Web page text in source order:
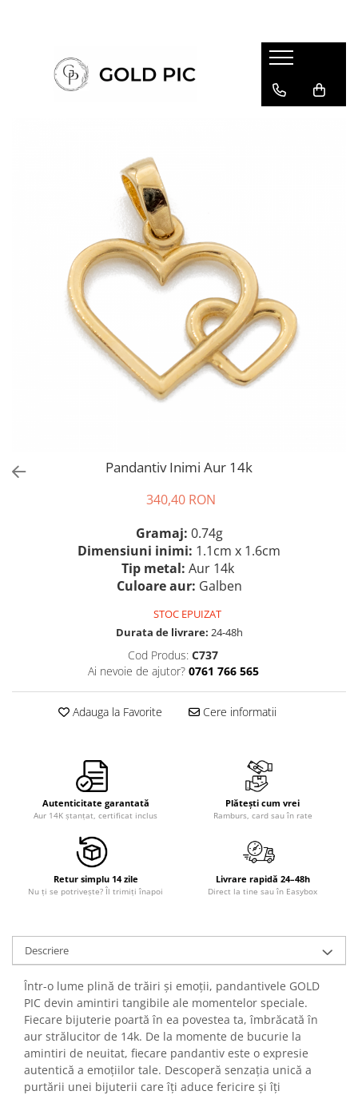
Pandantiv Inimi Aur 14k
340,40 RON
Gramaj: 0.74g
Dimensiuni inimi: 1.1cm x 1.6cm
Tip metal: Aur 14k
Culoare aur: Galben
STOC EPUIZAT
Durata de livrare: 24-48h
Cod Produs: C737
Ai nevoie de ajutor? 0761 766 565
Adauga la Favorite Cere informatii
Autenticitate garantată
Aur 14K ștanțat, certificat inclus
Plătești cum vrei
Ramburs, card sau în rate
Retur simplu 14 zile
Nu ți se potrivește? Îl trimiți înapoi
Livrare rapidă 24–48h
Direct la tine sau în Easybox
Descriere
Într-o lume plină de trăiri și emoții, pandantivele GOLD
PIC devin amintiri tangibile ale momentelor speciale.
Fiecare bijuterie poartă în ea povestea ta, îmbrăcată în
aur strălucitor de 14k. De la momente de bucurie la
amintiri de neuitat, fiecare pandantiv este o expresie
autentică a emoțiilor tale. Descoperă senzația unică a
purtării unei bijuterii care îți aduce fericire și îți